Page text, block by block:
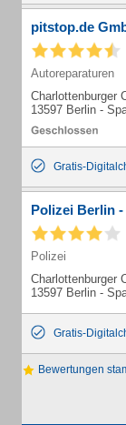
pitstop.de
Autoreparaturen
Charlottenburger
13597 Berlin -
Gratis-
Polizei Berlin
Polizei
Charlottenburger
13597 Berlin -
Gratis-
Bewertungen